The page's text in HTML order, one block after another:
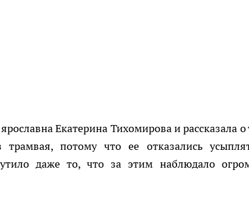
Екатерина Тихомирова и рассказала
потому что ее отказались
даже то, что за этим наблюдало